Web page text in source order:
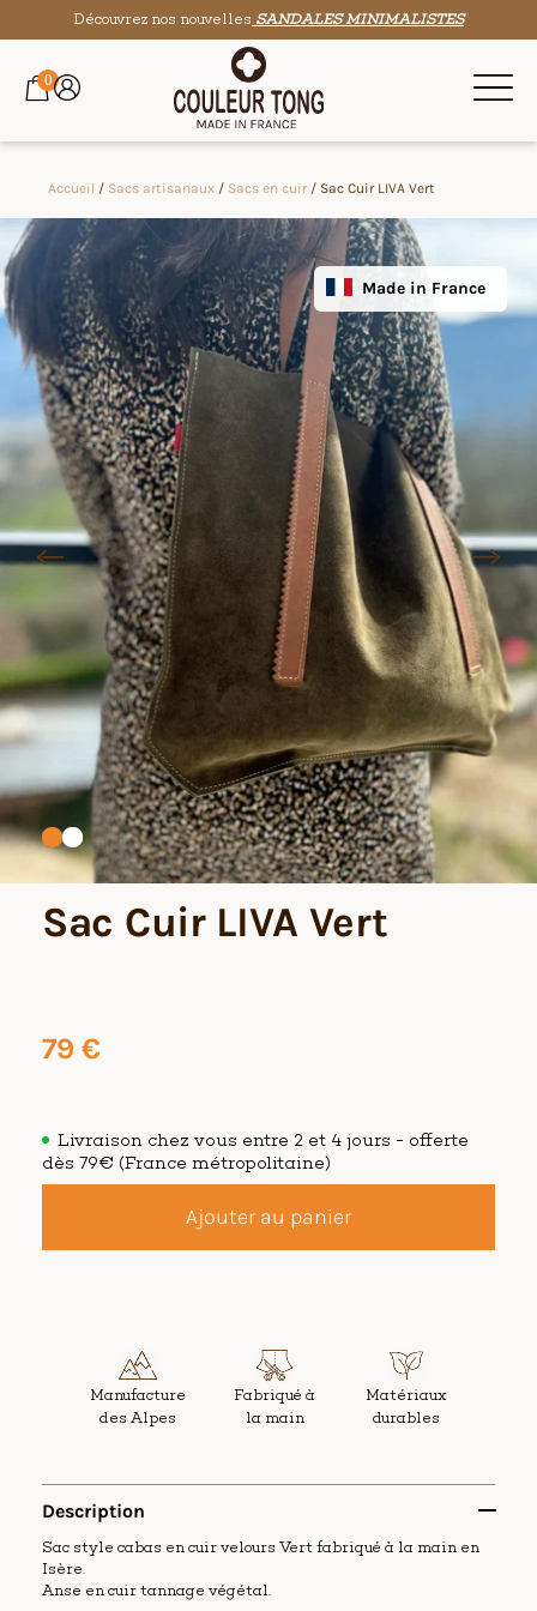
Découvrez nos nouvelles SANDALES MINIMALISTES
0
Accueil / Sacs artisanaux / Sacs en cuir/ Sac Cuir LIVA Vert
Made in France
Sac Cuir LIVA Vert
79 €
Manufacture
des Alpes
Fabriqué à
la main
Matériaux
durables
Livraison chez vous entre 2 et 4 jours - offerte
dès 79€ (France métropolitaine)
Ajouter au panier
Description
Sac style cabas en cuir velours Vert fabriqué à la main en
Isère.
Anse en cuir tannage végétal.